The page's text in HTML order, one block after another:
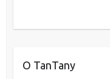
O TanTany